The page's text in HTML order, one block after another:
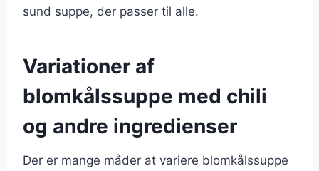
sund suppe, der passer til alle.
Variationer af
blomkålssuppe med chili
og andre ingredienser
Der er mange måder at variere blomkålssuppe